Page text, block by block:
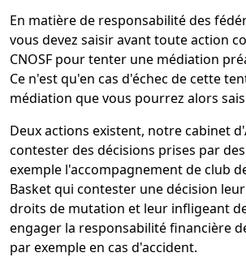
En matière de responsabilité des
vous devez saisir avant toute action
CNOSF pour tenter une médiation
Ce n'est qu'en cas d'échec de cette
médiation que vous pourrez alors
Deux actions existent, notre cabinet
contester des décisions prises par
exemple l'accompagnement de club
Basket qui contester une décision
droits de mutation et leur infligeant
engager la responsabilité financière
par exemple en cas d'accident.